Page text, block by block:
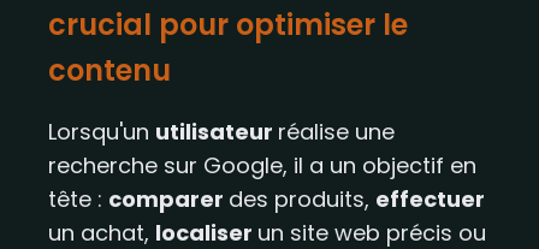
crucial pour optimiser le
contenu​​
Lorsqu'un utilisateur réalise une
recherche sur Google, il a un objectif en
tête : comparer des produits, effectuer
un achat, localiser un site web précis ou